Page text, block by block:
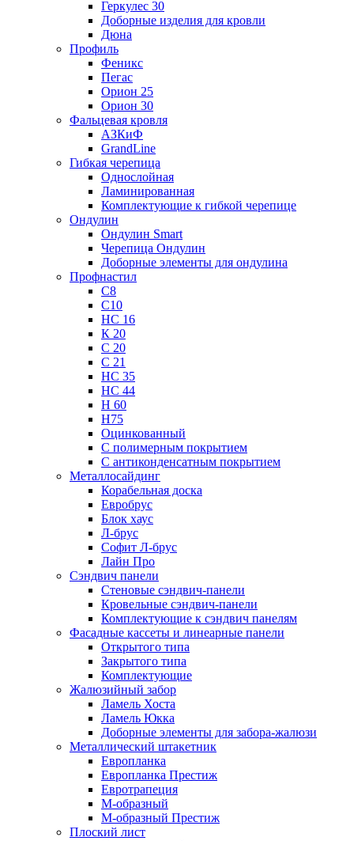
Геркулес 30
Доборные изделия для кровли
Дюна
Профиль
Феникс
Пегас
Орион 25
Орион 30
Фальцевая кровля
АЗКиФ
GrandLine
Гибкая черепица
Однослойная
Ламинированная
Комплектующие к гибкой черепице
Ондулин
Ондулин Smart
Черепица Ондулин
Доборные элементы для ондулина
Профнастил
С8
С10
НС 16
К 20
С 20
С 21
НС 35
НС 44
Н 60
Н75
Оцинкованный
С полимерным покрытием
С антиконденсатным покрытием
Металлосайдинг
Корабельная доска
Евробрус
Блок хаус
Л-брус
Софит Л-брус
Лайн Про
Сэндвич панели
Стеновые сэндвич-панели
Кровельные сэндвич-панели
Комплектующие к сэндвич панелям
Фасадные кассеты и линеарные панели
Открытого типа
Закрытого типа
Комплектующие
Жалюзийный забор
Ламель Хоста
Ламель Юкка
Доборные элементы для забора-жалюзи
Металлический штакетник
Европланка
Европланка Престиж
Евротрапеция
М-образный
М-образный Престиж
Плоский лист